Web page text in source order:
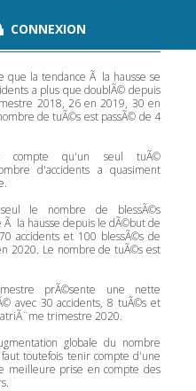
CONNEXION
annuel 2021
la tendance Ã la hausse se
a plus que doublÃ© depuis
2018, 26 en 2019, 30 en
de tuÃ©s est passÃ© de 4
compte qu'un seul tuÃ©
d'accidents a quasiment
le nombre de blessÃ©s
Ã la hausse depuis le dÃ©but de
accidents et 100 blessÃ©s de
2020. Le nombre de tuÃ©s est
prÃ©sente une nette
avec 30 accidents, 8 tuÃ©s et
trimestre 2020.
globale du nombre
toutefois tenir compte d'une
meilleure prise en compte des